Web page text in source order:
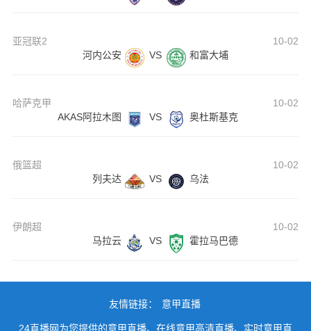
亚冠联2
10-02
河内公安
VS 和富大埔
哈萨克甲
10-02
AKAS阿拉木图
VS 奥杜斯基克
俄篮超
10-02
列夫达
VS 乌法
伊朗超
10-02
马拉云
VS 霍拉马巴德
友情链接： 意甲直播
24直播网为您提供的意甲直播、在线意甲高清直播、实时意甲直